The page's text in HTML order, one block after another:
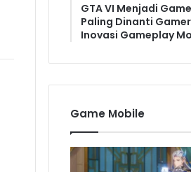
GTA VI Menjadi
Paling Dinanti
Inovasi Gameplay
Game Mobile